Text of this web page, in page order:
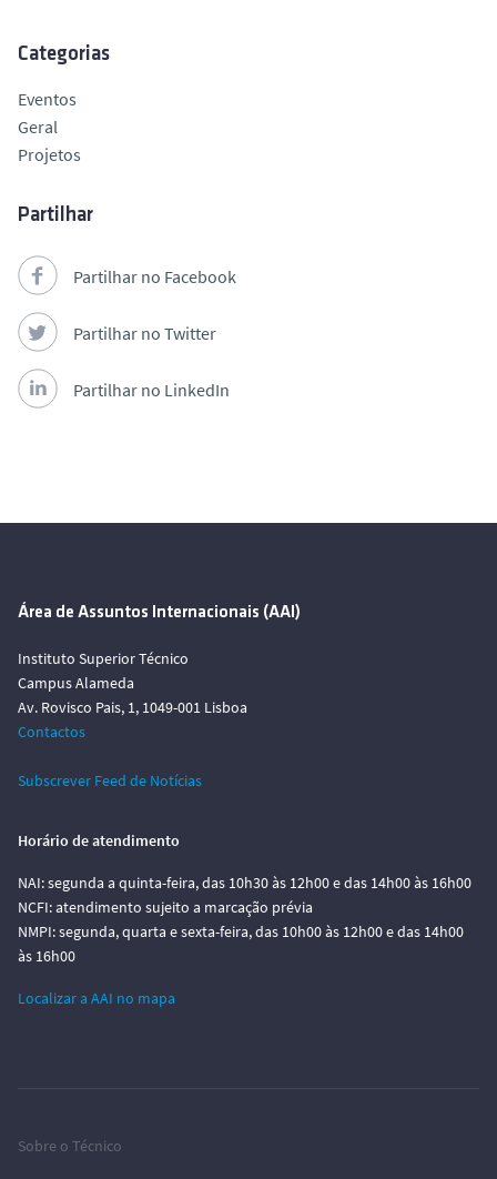
Categorias
Eventos
Geral
Projetos
Partilhar
Partilhar no Facebook
Partilhar no Twitter
Partilhar no LinkedIn
Área de Assuntos Internacionais (AAI)
Instituto Superior Técnico
Campus Alameda
Av. Rovisco Pais, 1, 1049-001 Lisboa
Contactos
Subscrever Feed de Notícias
Horário de atendimento
NAI: segunda a quinta-feira, das 10h30 às 12h00 e das 14h00 às 16h00
NCFI: atendimento sujeito a marcação prévia
NMPI: segunda, quarta e sexta-feira, das 10h00 às 12h00 e das 14h00
às 16h00
Localizar a AAI no mapa
Sobre o Técnico